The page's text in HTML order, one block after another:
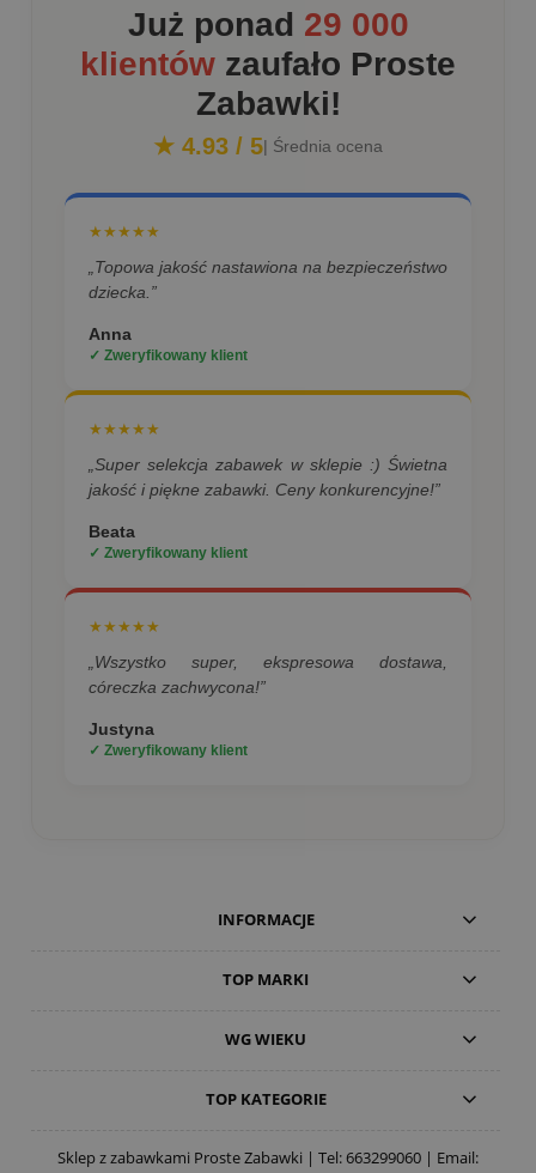
Już ponad 29 000
klientów zaufało Proste
Zabawki!
★ 4.93 / 5| Średnia ocena
★★★★★
„Topowa jakość nastawiona na bezpieczeństwo
dziecka.”
Anna
✓ Zweryfikowany klient
★★★★★
„Super selekcja zabawek w sklepie :) Świetna
jakość i piękne zabawki. Ceny konkurencyjne!”
Beata
✓ Zweryfikowany klient
★★★★★
„Wszystko super, ekspresowa dostawa,
córeczka zachwycona!”
Justyna
✓ Zweryfikowany klient
INFORMACJE
TOP MARKI
WG WIEKU
TOP KATEGORIE
Sklep z zabawkami Proste Zabawki | Tel:663299060 | Email: